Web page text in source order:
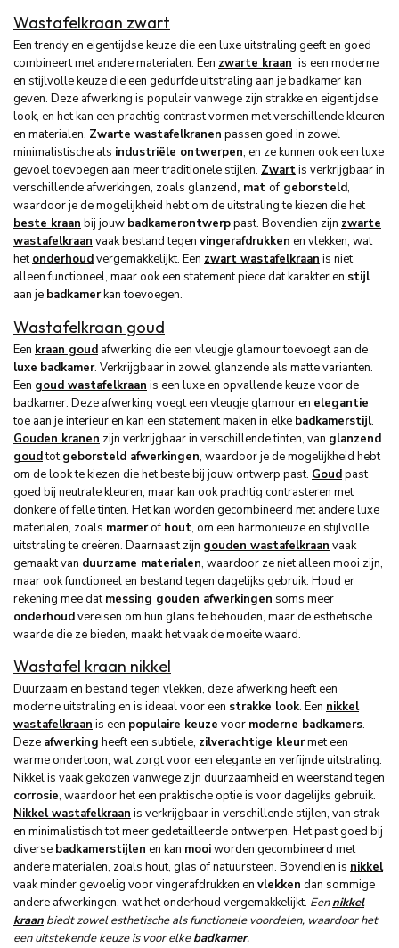
Wastafelkraan zwart
Een trendy en eigentijdse keuze die een luxe uitstraling geeft en goed
combineert met andere materialen. Een zwarte kraan is een moderne
en stijlvolle keuze die een gedurfde uitstraling aan je badkamer kan
geven. Deze afwerking is populair vanwege zijn strakke en eigentijdse
look, en het kan een prachtig contrast vormen met verschillende kleuren
en materialen. Zwarte wastafelkranen passen goed in zowel
minimalistische als industriële ontwerpen, en ze kunnen ook een luxe
gevoel toevoegen aan meer traditionele stijlen. Zwartis verkrijgbaar in
verschillende afwerkingen, zoals glanzend, mat of geborsteld,
waardoor je de mogelijkheid hebt om de uitstraling te kiezen die het
beste kraan bij jouw badkamerontwerppast. Bovendien zijn zwarte
wastafelkraan vaak bestand tegen vingerafdrukken en vlekken, wat
hetonderhoudvergemakkelijkt. Een zwart wastafelkraan is niet
alleen functioneel, maar ook een statement piece dat karakter en stijl
aan je badkamerkan toevoegen.
Wastafelkraan goud
Een kraan goud afwerking die een vleugje glamour toevoegt aan de
luxe badkamer. Verkrijgbaar in zowel glanzende als matte varianten.
Een goud wastafelkraan is een luxe en opvallende keuze voor de
badkamer. Deze afwerking voegt een vleugje glamour en elegantie
toe aan je interieur en kan een statement maken in elke badkamerstijl.
Gouden kranen zijn verkrijgbaar in verschillende tinten, van glanzend
goudtotgeborsteld afwerkingen, waardoor je de mogelijkheid hebt
om de look te kiezen die het beste bij jouw ontwerp past. Goudpast
goed bij neutrale kleuren, maar kan ook prachtig contrasteren met
donkere of felle tinten. Het kan worden gecombineerd met andere luxe
materialen, zoals marmerof hout, om een harmonieuze en stijlvolle
uitstraling te creëren. Daarnaast zijn gouden wastafelkraan vaak
gemaakt van duurzame materialen, waardoor ze niet alleen mooi zijn,
maar ook functioneel en bestand tegen dagelijks gebruik. Houd er
rekening mee datmessing gouden afwerkingen soms meer
onderhoudvereisen om hun glans te behouden, maar de esthetische
waarde die ze bieden, maakt het vaak de moeite waard.
Wastafel kraan nikkel
Duurzaam en bestand tegen vlekken, deze afwerking heeft een
moderne uitstraling en is ideaal voor een strakke look. Een nikkel
wastafelkraan is een populaire keuze voor moderne badkamers.
Deze afwerking heeft een subtiele, zilverachtige kleurmet een
warme ondertoon, wat zorgt voor een elegante en verfijnde uitstraling.
Nikkel is vaak gekozen vanwege zijn duurzaamheid en weerstand tegen
corrosie, waardoor het een praktische optie is voor dagelijks gebruik.
Nikkel wastafelkraan is verkrijgbaar in verschillende stijlen, van strak
en minimalistisch tot meer gedetailleerde ontwerpen. Het past goed bij
diverse badkamerstijlen en kan mooiworden gecombineerd met
andere materialen, zoals hout, glas of natuursteen. Bovendien is nikkel
vaak minder gevoelig voor vingerafdrukken en vlekken dan sommige
andere afwerkingen, wat het onderhoud vergemakkelijkt. Eennikkel
kraan biedt zowel esthetische als functionele voordelen, waardoor het
een uitstekende keuze is voor elkebadkamer.